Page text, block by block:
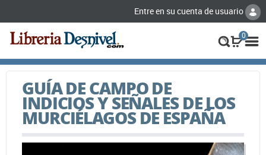
Entre en su cuenta de usuario
0
GUÍA DE CAMPO DE
INDICIOS Y SEÑALES DE LOS
MURCIÉLAGOS DE ESPAÑA